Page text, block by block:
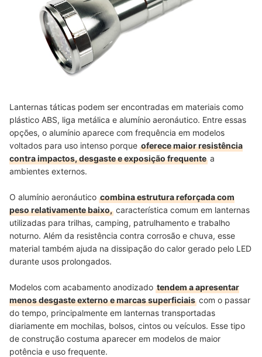
Lanternas táticas podem ser encontradas em materiais como
plástico ABS, liga metálica e alumínio aeronáutico. Entre essas
opções, o alumínio aparece com frequência em modelos
voltados para uso intenso porque oferece maior resistência
contra impactos, desgaste e exposição frequente a
ambientes externos.
O alumínio aeronáutico combina estrutura reforçada com
peso relativamente baixo, característica comum em lanternas
utilizadas para trilhas, camping, patrulhamento e trabalho
noturno. Além da resistência contra corrosão e chuva, esse
material também ajuda na dissipação do calor gerado pelo LED
durante usos prolongados.
Modelos com acabamento anodizado tendem a apresentar
menos desgaste externo e marcas superficiais com o passar
do tempo, principalmente em lanternas transportadas
diariamente em mochilas, bolsos, cintos ou veículos. Esse tipo
de construção costuma aparecer em modelos de maior
potência e uso frequente.